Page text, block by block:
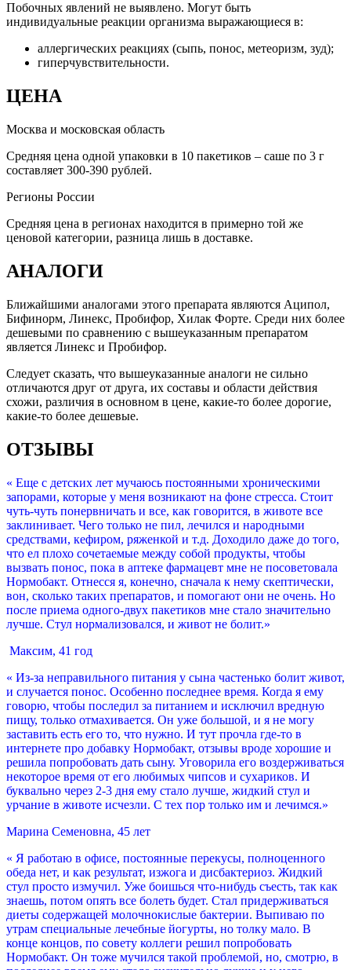
Побочных явлений не выявлено. Могут быть
индивидуальные реакции организма выражающиеся в:
аллергических реакциях (сыпь, понос, метеоризм, зуд);
гиперчувствительности.
ЦЕНА
Москва и московская область
Средняя цена одной упаковки в 10 пакетиков – саше по 3 г
составляет 300-390 рублей.
Регионы России
Средняя цена в регионах находится в примерно той же
ценовой категории, разница лишь в доставке.
АНАЛОГИ
Ближайшими аналогами этого препарата являются Аципол,
Бифинорм, Линекс, Пробифор, Хилак Форте. Среди них более
дешевыми по сравнению с вышеуказанным препаратом
является Линекс и Пробифор.
Следует сказать, что вышеуказанные аналоги не сильно
отличаются друг от друга, их составы и области действия
схожи, различия в основном в цене, какие-то более дорогие,
какие-то более дешевые.
ОТЗЫВЫ
« Еще с детских лет мучаюсь постоянными хроническими
запорами, которые у меня возникают на фоне стресса. Стоит
чуть-чуть понервничать и все, как говорится, в животе все
заклинивает. Чего только не пил, лечился и народными
средствами, кефиром, ряженкой и т.д. Доходило даже до того,
что ел плохо сочетаемые между собой продукты, чтобы
вызвать понос, пока в аптеке фармацевт мне не посоветовала
Нормобакт. Отнесся я, конечно, сначала к нему скептически,
вон, сколько таких препаратов, и помогают они не очень. Но
после приема одного-двух пакетиков мне стало значительно
лучше. Стул нормализовался, и живот не болит.»
Максим, 41 год
« Из-за неправильного питания у сына частенько болит живот,
и случается понос. Особенно последнее время. Когда я ему
говорю, чтобы последил за питанием и исключил вредную
пищу, только отмахивается. Он уже большой, и я не могу
заставить есть его то, что нужно. И тут прочла где-то в
интернете про добавку Нормобакт, отзывы вроде хорошие и
решила попробовать дать сыну. Уговорила его воздерживаться
некоторое время от его любимых чипсов и сухариков. И
буквально через 2-3 дня ему стало лучше, жидкий стул и
урчание в животе исчезли. С тех пор только им и лечимся.»
Марина Семеновна, 45 лет
« Я работаю в офисе, постоянные перекусы, полноценного
обеда нет, и как результат, изжога и дисбактериоз. Жидкий
стул просто измучил. Уже боишься что-нибудь съесть, так как
знаешь, потом опять все болеть будет. Стал придерживаться
диеты содержащей молочнокислые бактерии. Выпиваю по
утрам специальные лечебные йогурты, но толку мало. В
конце концов, по совету коллеги решил попробовать
Нормобакт. Он тоже мучился такой проблемой, но, смотрю, в